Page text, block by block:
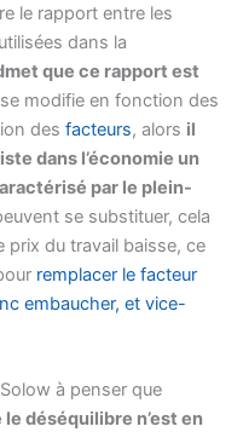
le rapport entre les
dans la
que ce rapport est
modifie en fonction des
desfacteurs, alors il
dans l’économie un
par le plein-
se substituer, cela
prix du travail baisse, ce
remplacer le facteur
embaucher, et vice-
à penser que
déséquilibre n’est en